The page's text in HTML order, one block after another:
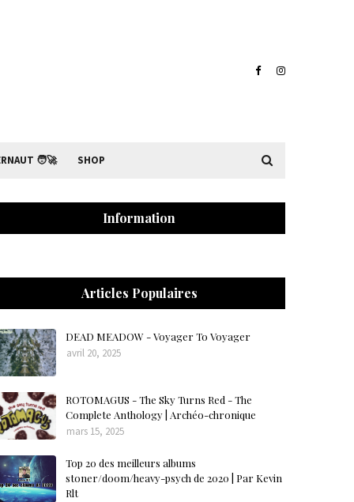
🧑‍🚀 SHOP
Information
Articles Populaires
DEAD MEADOW - Voyager To Voyager
avril 20, 2025
ROTOMAGUS - The Sky Turns Red - The
Complete Anthology | Archéo-chronique
mars 15, 2025
Top 20 des meilleurs albums
stoner/doom/heavy-psych de 2020 | Par Kevin
Rlt